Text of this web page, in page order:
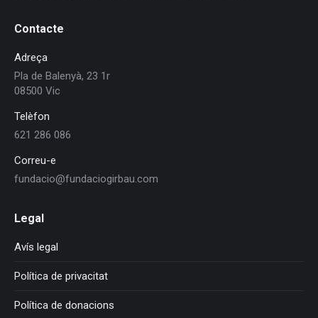
Contacte
Adreça
Pla de Balenyà, 23 1r
08500 Vic
Telèfon
621 286 086
Correu-e
fundacio@fundaciogirbau.com
Legal
Avís legal
Política de privacitat
Política de donacions
visit. If you
cookies,
some
functionality
disappear
website.